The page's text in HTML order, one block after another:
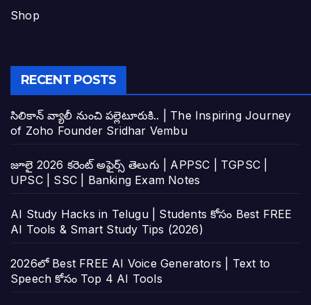
Shop
RECENT POSTS
సిలికాన్ వ్యాలీ నుంచి పల్లెటూరుకి.. | The Inspiring Journey
of Zoho Founder Sridhar Vembu
జూలై 2026 కరెంట్ అఫైర్స్ తెలుగు | APPSC | TGPSC |
UPSC | SSC | Banking Exam Notes
AI Study Hacks in Telugu | Students కోసం Best FREE
AI Tools & Smart Study Tips (2026)
2026లో Best FREE AI Voice Generators | Text to
Speech కోసం Top 4 AI Tools